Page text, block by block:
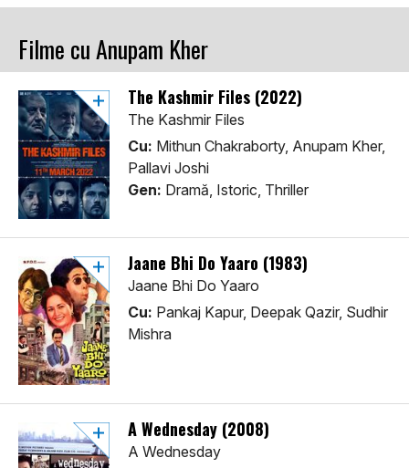
Filme cu Anupam Kher
The Kashmir Files (2022)
The Kashmir Files
Cu: Mithun Chakraborty, Anupam Kher,
Pallavi Joshi
Gen: Dramă, Istoric, Thriller
Jaane Bhi Do Yaaro (1983)
Jaane Bhi Do Yaaro
Cu: Pankaj Kapur, Deepak Qazir, Sudhir
Mishra
A Wednesday (2008)
A Wednesday